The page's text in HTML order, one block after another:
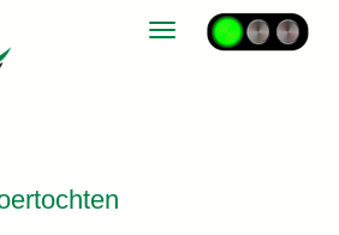
Toggle navigation